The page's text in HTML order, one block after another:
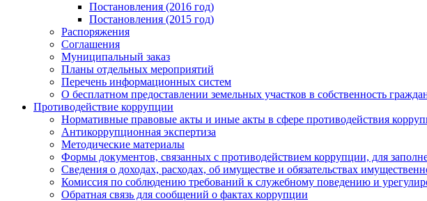
Постановления (2016 год)
Постановления (2015 год)
Распоряжения
Соглашения
Муниципальный заказ
Планы отдельных мероприятий
Перечень информационных систем
О бесплатном предоставлении земельных участков в собственность
Противодействие коррупции
Нормативные правовые акты и иные акты в сфере противодействия
Антикоррупционная экспертиза
Методические материалы
Формы документов, связанных с противодействием коррупции, для
Сведения о доходах, расходах, об имуществе и обязательствах
Комиссия по соблюдению требований к служебному поведению и
Обратная связь для сообщений о фактах коррупции